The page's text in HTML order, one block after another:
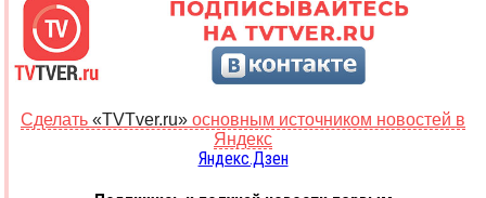
Сделать «TVTver.ru» основным источником новостей в
Яндекс
Яндекс.Дзен